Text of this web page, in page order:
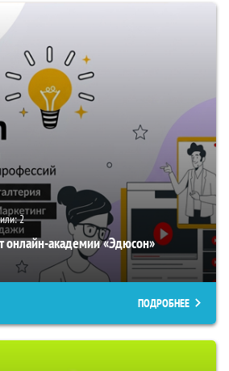
2
онлайн-академии «Эдюсон»
ПОДРОБНЕЕ